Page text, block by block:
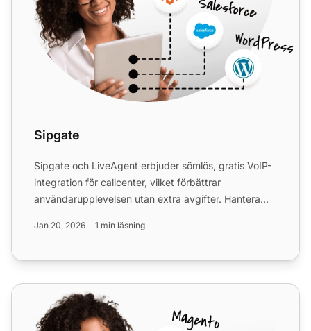
Sipgate
Sipgate och LiveAgent erbjuder sömlös, gratis VoIP-
integration för callcenter, vilket förbättrar
användarupplevelsen utan extra avgifter. Hantera
Jan 20, 2026 1 min läsning
Flowroute